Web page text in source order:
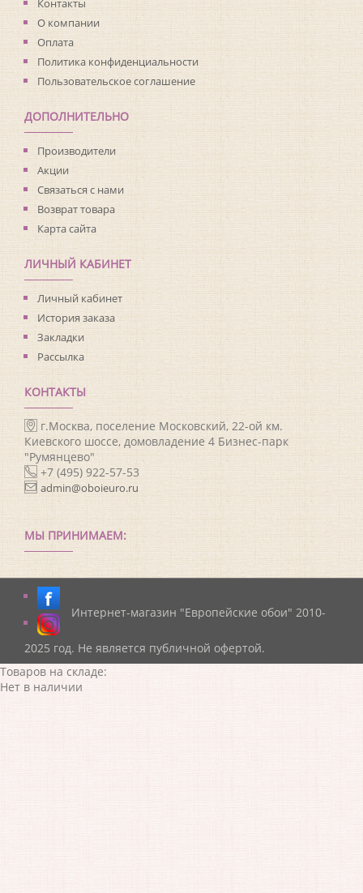
Раппорт:64
О компании
Оплата
Политика конфиденциальности
Пользовательское соглашение
ДОПОЛНИТЕЛЬНО
Производители
Акции
Связаться с нами
Возврат товара
Карта сайта
ЛИЧНЫЙ КАБИНЕТ
Личный кабинет
История заказа
Закладки
Рассылка
КОНТАКТЫ
г.Москва, поселение Московский, 22-ой км.
Киевского шоссе, домовладение 4 Бизнес-парк
"Румянцево"
+7 (495) 922-57-53
admin@oboieuro.ru
МЫ ПРИНИМАЕМ:
Интернет-магазин "Европейские обои" 2010-
2025 год. Не является публичной офертой.
Товаров на складе:
Нет в наличии